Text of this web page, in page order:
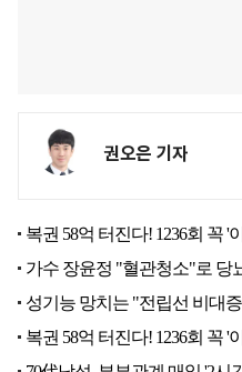
권오은 기자